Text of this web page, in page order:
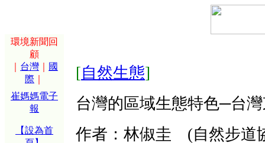
環境新聞回
顧
台灣
國
際
崔媽媽電子
報
【設為首
[自然生態]
台灣的區域生態特色─台
作者：林俶圭 (自然步道